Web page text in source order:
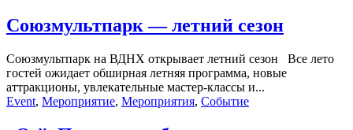
Союзмультпарк — летний сезон
Союзмультпарк на ВДНХ открывает летний сезон Все лето
гостей ожидает обширная летняя программа, новые
аттракционы, увлекательные мастер-классы и...
Event, Мероприятие, Мероприятия, Событие